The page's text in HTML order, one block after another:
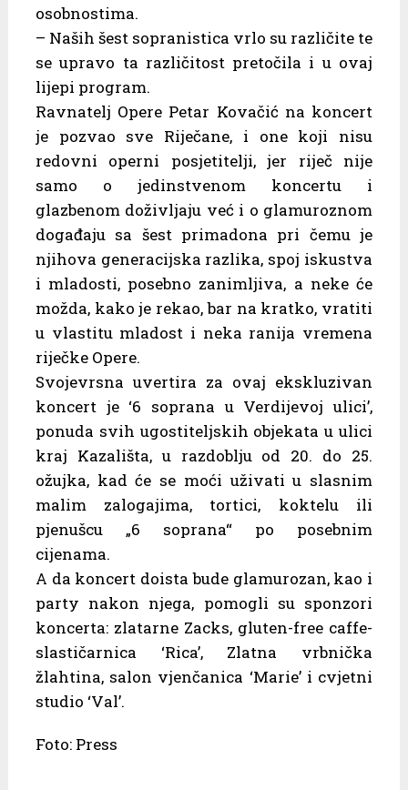
osobnostima.
– Naših šest sopranistica vrlo su različite te
se upravo ta različitost pretočila i u ovaj
lijepi program.
Ravnatelj Opere Petar Kovačić na koncert
je pozvao sve Riječane, i one koji nisu
redovni operni posjetitelji, jer riječ nije
samo o jedinstvenom koncertu i
glazbenom doživljaju već i o glamuroznom
događaju sa šest primadona pri čemu je
njihova generacijska razlika, spoj iskustva
i mladosti, posebno zanimljiva, a neke će
možda, kako je rekao, bar na kratko, vratiti
u vlastitu mladost i neka ranija vremena
riječke Opere.
Svojevrsna uvertira za ovaj ekskluzivan
koncert je ‘6 soprana u Verdijevoj ulici’,
ponuda svih ugostiteljskih objekata u ulici
kraj Kazališta, u razdoblju od 20. do 25.
ožujka, kad će se moći uživati u slasnim
malim zalogajima, tortici, koktelu ili
pjenušcu „6 soprana“ po posebnim
cijenama.
A da koncert doista bude glamurozan, kao i
party nakon njega, pomogli su sponzori
koncerta: zlatarne Zacks, gluten-free caffe-
slastičarnica ‘Rica’, Zlatna vrbnička
žlahtina, salon vjenčanica ‘Marie’ i cvjetni
studio ‘Val’.
Foto: Press